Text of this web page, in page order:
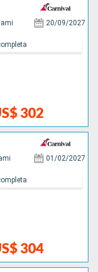
20/09/2027
302
01/02/2027
304